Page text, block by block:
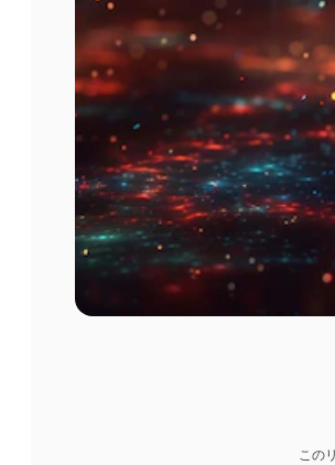
この